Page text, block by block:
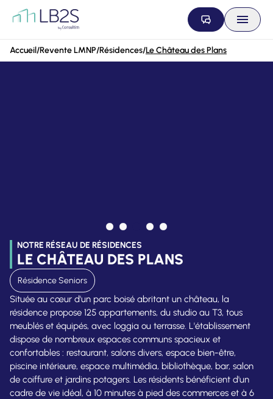
Aller au contenu
Accueil/Revente LMNP/Résidences/Le Château des Plans
NOTRE RÉSEAU DE RÉSIDENCES
LE CHÂTEAU DES PLANS
Résidence Seniors
Située au cœur d'un parc boisé abritant un château, la
résidence propose 125 appartements, du studio au T3, tous
meublés et équipés, avec loggia ou terrasse. L'établissement
dispose de nombreux espaces communs spacieux et
confortables : restaurant, salons divers, espace bien-être,
piscine intérieure, espace multimédia, bibliothèque, bar, salon
de coiffure et jardins potagers. Les résidents bénéficient d'un
cadre de vie idéal, à 10 minutes à pied des commerces et à 6